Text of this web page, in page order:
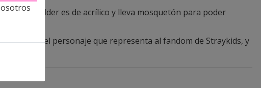
holder es de acrílico y lleva mosquetón para poder
que es el personaje que representa al fandom de Straykids, y